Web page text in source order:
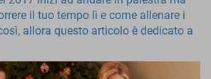
il tuo tempo lì e come allenare i
allora questo articolo è dedicato a